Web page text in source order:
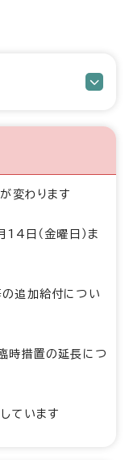
変わります
日（金曜日）ま
追加給付につい
時措置の延長につ
ています